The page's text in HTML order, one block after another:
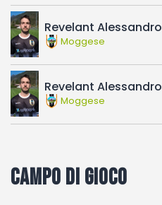
Revelant Alessandro
Moggese
Revelant Alessandro
Moggese
Campo di gioco